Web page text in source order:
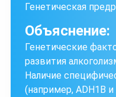
Генетическая
Объяснение:
Генетические
развития
Наличие
(например, ADH1B